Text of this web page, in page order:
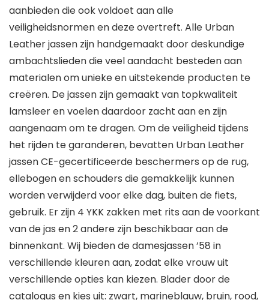
aanbieden die ook voldoet aan alle
veiligheidsnormen en deze overtreft. Alle Urban
Leather jassen zijn handgemaakt door deskundige
ambachtslieden die veel aandacht besteden aan
materialen om unieke en uitstekende producten te
creëren. De jassen zijn gemaakt van topkwaliteit
lamsleer en voelen daardoor zacht aan en zijn
aangenaam om te dragen. Om de veiligheid tijdens
het rijden te garanderen, bevatten Urban Leather
jassen CE-gecertificeerde beschermers op de rug,
ellebogen en schouders die gemakkelijk kunnen
worden verwijderd voor elke dag, buiten de fiets,
gebruik. Er zijn 4 YKK zakken met rits aan de voorkant
van de jas en 2 andere zijn beschikbaar aan de
binnenkant. Wij bieden de damesjassen ’58 in
verschillende kleuren aan, zodat elke vrouw uit
verschillende opties kan kiezen. Blader door de
catalogus en kies uit: zwart, marineblauw, bruin, rood,